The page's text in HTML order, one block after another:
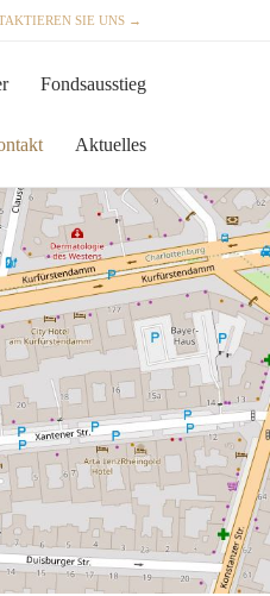
SIE UNS →
Fondsausstieg
Aktuelles